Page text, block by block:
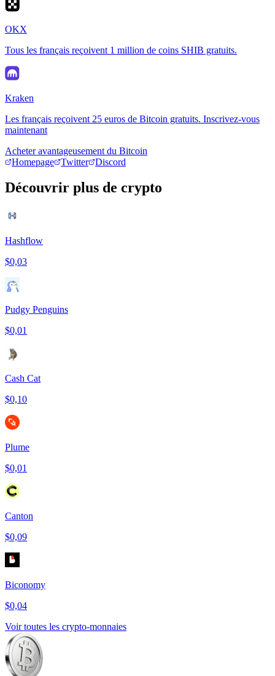
OKX
Tous les français reçoivent 1 million de coins SHIB gratuits.
Kraken
Les français reçoivent 25 euros de Bitcoin gratuits. Inscrivez-vous
maintenant
Acheter avantageusement du Bitcoin
Homepage
Twitter Discord
Découvrir plus de crypto
Hashflow
$0,03
Pudgy Penguins
$0,01
Cash Cat
$0,10
Plume
$0,01
Canton
$0,09
Biconomy
$0,04
Voir toutes les crypto-monnaies